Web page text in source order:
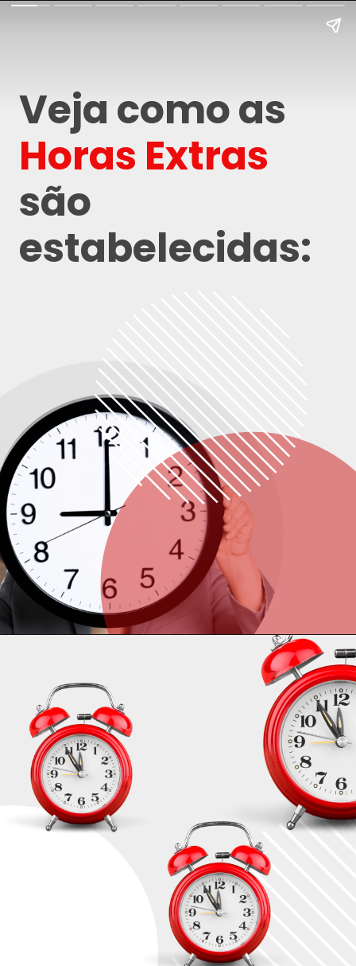
Veja como as
Horas Extras
são
estabelecidas: